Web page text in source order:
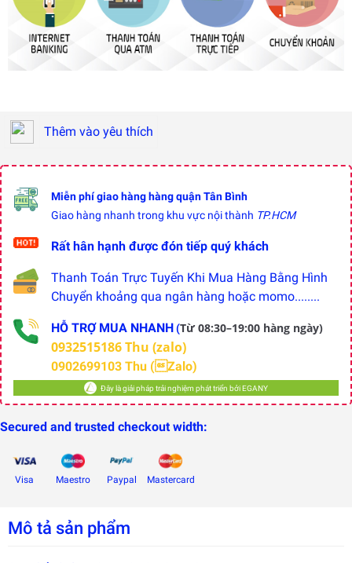
Thêm vào yêu thích
Miễn phí giao hàng hàng quận Tân Bình
Giao hàng nhanh trong khu vực nội thành TP.HCM
Rất hân hạnh được đón tiếp quý khách
Thanh Toán Trực Tuyến Khi Mua Hàng Bằng Hình
Chuyển khoảng qua ngân hàng hoặc momo........
HỖ TRỢ MUA NHANH(Từ 08:30–19:00 hàng ngày)
0932515186 Thu (zalo)
0902699103 Thu (Zalo)
Đây là giải pháp trải nghiệm phát triển bởi EGANY
Secured and trusted checkout width:
Visa Maestro Paypal Mastercard
Mô tả sản phẩm